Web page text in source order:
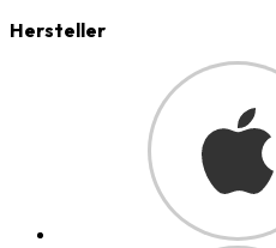
Hersteller